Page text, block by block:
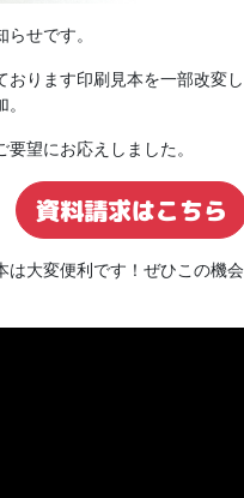
せです。
おります印刷見本を一部改変
望にお応えしました。
資料請求はこちら
は大変便利です！ぜひこの機